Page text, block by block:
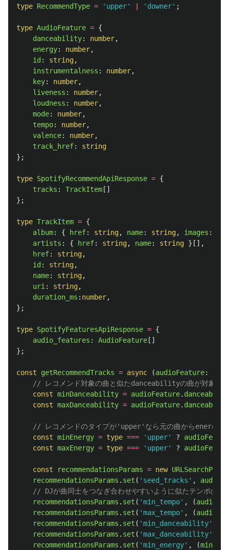
type RecommendType = ' upper' ' downer' ;
type AudioFeature = {
danceability: number,
energy: number,
id : string,
instrumentalness : number,
key: number,
liveness : number,
loudness : number,
mode: number,
tempo: number,
valence: number,
track_href:
string
};
type SpotifyRecommendApiResponse = {
tracks : TrackItem []
};
type TrackItem = {
album: { href: string, name: string, images :
artists : { href: string, name: string }[],
href: string,
id : string,
name: string,
uri : string,
duration_ms : number,
};
type SpotifyFeaturesApiResponse = {
audio_features : AudioFeature []
};
const getRecommendTracks = async (audioFeature:
// レコメンド対象の曲と似たdanceabilityの曲が対象
const minDanceability = audioFeature.
const maxDanceability = audioFeature.
// レコメンドのタイプが'upper'なら元の曲からenergyの
const minEnergy = type === ' upper' ?
const maxEnergy = type === ' upper' ?
const recommendationsParams = new
recommendationsParams . set ( ' seed_tracks ' ,
// DJが曲同士をつなぎ合わせやすいように似たテンポの曲
recommendationsParams . set ( 'min_tempo' , (
recommendationsParams . set ( 'max_tempo' , (
recommendationsParams . set ( 'min_danceability'
recommendationsParams . set ( 'max_danceability'
recommendationsParams . set ( 'min_energy' , (